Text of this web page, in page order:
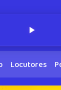
Locutores